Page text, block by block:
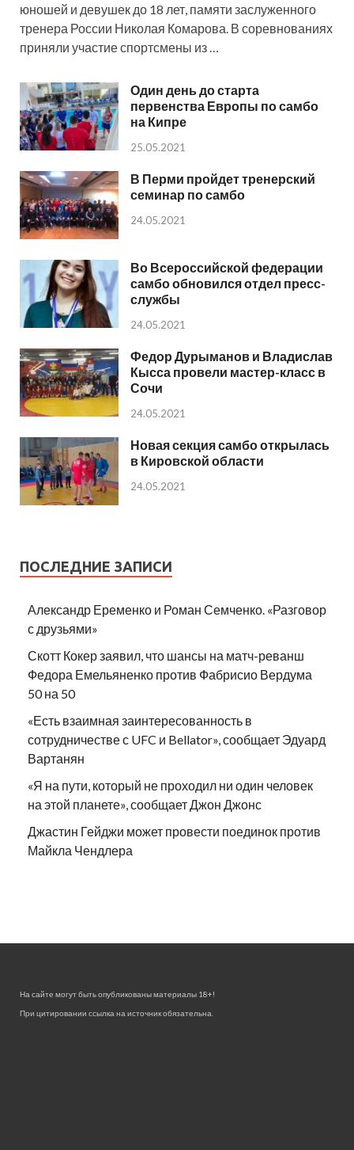
юношей и девушек до 18 лет, памяти заслуженного
тренера России Николая Комарова. В соревнованиях
приняли участие спортсмены из …
Один день до старта
первенства Европы по самбо
на Кипре
25.05.2021
В Перми пройдет тренерский
семинар по самбо
24.05.2021
Во Всероссийской федерации
самбо обновился отдел пресс-
службы
24.05.2021
Федор Дурыманов и Владислав
Кысса провели мастер-класс в
Сочи
24.05.2021
Новая секция самбо открылась
в Кировской области
24.05.2021
ПОСЛЕДНИЕ ЗАПИСИ
Александр Еременко и Роман Семченко. «Разговор
с друзьями»
Скотт Кокер заявил, что шансы на матч-реванш
Федора Емельяненко против Фабрисио Вердума
50 на 50
«Есть взаимная заинтересованность в
сотрудничестве с UFC и Bellator», сообщает Эдуард
Вартанян
«Я на пути, который не проходил ни один человек
на этой планете», сообщает Джон Джонс
Джастин Гейджи может провести поединок против
Майкла Чендлера
На сайте могут быть опубликованы материалы 18+!
При цитировании ссылка на источник обязательна.